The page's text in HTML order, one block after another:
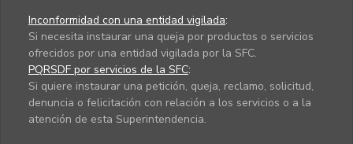
Inconformidad con una entidad vigilada:
Si necesita instaurar una queja por productos o servicios
ofrecidos por una entidad vigilada por la SFC.
PQRSDF por servicios de la SFC:
Si quiere instaurar una petición, queja, reclamo, solicitud,
denuncia o felicitación con relación a los servicios o a la
atención de esta Superintendencia.